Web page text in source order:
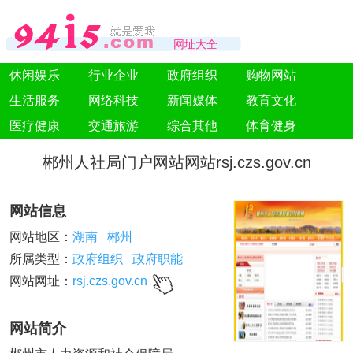
网址大全
休闲娱乐 行业企业 政府组织
购物网站
生活服务
网络科技 新闻媒体
教育文化
医疗健康
交通旅游 综合其他 体育健身
郴州人社局门户网站网站rsj.czs.gov.cn
网站信息
网站地区： 湖南
郴州
所属类型： 政府组织
政府职能
网站网址： rsj.czs.gov.cn
网站简介